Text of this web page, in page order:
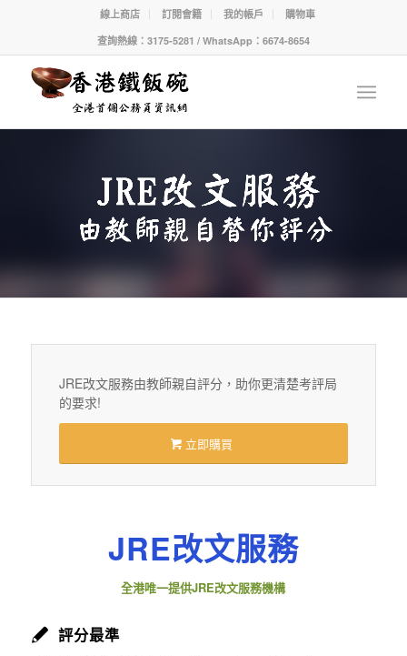
線上商店 訂閱會籍 我的帳戶
購物車
查詢熱線：3175-5281 / WhatsApp：6674-8654
JRE改文服務由教師親自評分，助你更清楚考評局
的要求!
立即購買
JRE改文服務
全港唯一提供JRE改文服務機構
評分最準